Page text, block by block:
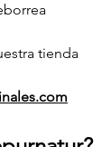
tienda